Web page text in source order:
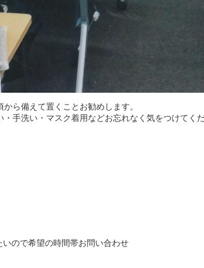
ら備えて置くことお勧めします。
手洗い・マスク着用などお忘れなく気をつけてく
で希望の時間帯お問い合わせ